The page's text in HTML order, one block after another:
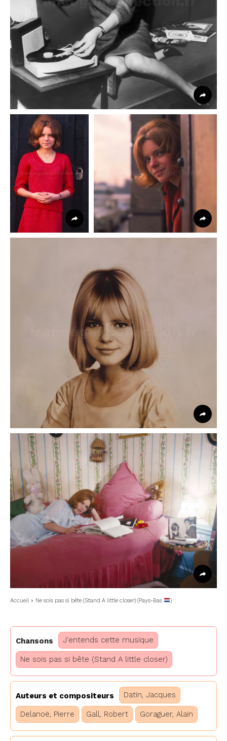
Accueil Ne sois pas si bête (Stand A little closer) (Pays-Bas )
Chansons J'entends cette musique
Ne sois pas si bête (Stand A little closer)
Auteurs et compositeurs Datin, Jacques
Delanoë, Pierre Gall, Robert Goraguer, Alain